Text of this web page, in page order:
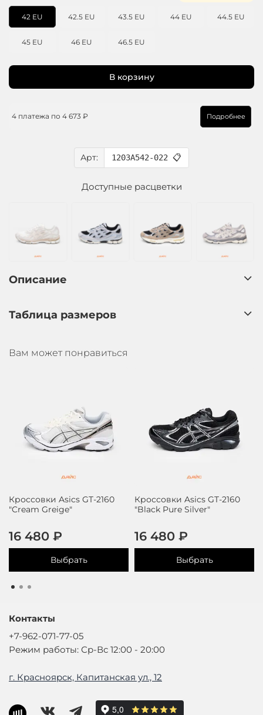
Арт: 1203A542-022 📋
В корзину
4 платежа по 4 673 ₽ Подробнее
42 EU 42.5 EU 43.5 EU 44 EU 44.5 EU
45 EU 46 EU 46.5 EU
Доступные расцветки
Описание
Таблица размеров
Вам может понравиться
Кроссовки Asics GT-2160
"Cream Greige"
16 480 ₽
Выбрать
Кроссовки Asics GT-2160
"Black Pure Silver"
16 480 ₽
Выбрать
Контакты
+7-962-071-77-05
Режим работы: Ср-Вс 12:00 - 20:00
г. Красноярск, Капитанская ул., 12